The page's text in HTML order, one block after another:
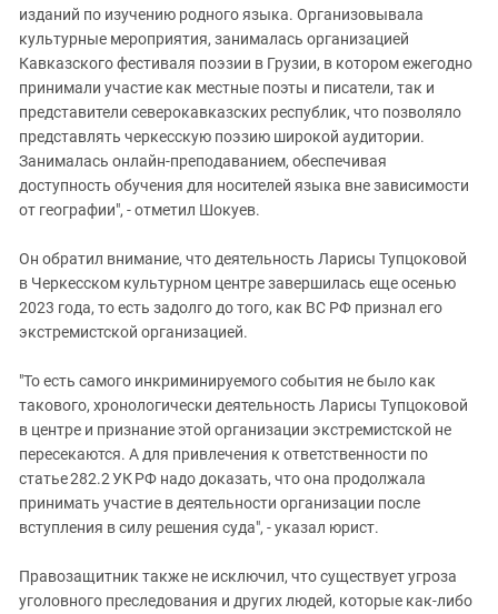
изданий по изучению родного языка. Организовывала
культурные мероприятия, занималась организацией
Кавказского фестиваля поэзии в Грузии, в котором ежегодно
принимали участие как местные поэты и писатели, так и
представители северокавказских республик, что позволяло
представлять черкесскую поэзию широкой аудитории.
Занималась онлайн-преподаванием, обеспечивая
доступность обучения для носителей языка вне зависимости
от географии", - отметил Шокуев.
Он обратил внимание, что деятельность Ларисы Тупцоковой
в Черкесском культурном центре завершилась еще осенью
2023 года, то есть задолго до того, как ВС РФ признал его
экстремистской организацией.
"То есть самого инкриминируемого события не было как
такового, хронологически деятельность Ларисы Тупцоковой
в центре и признание этой организации экстремистской не
пересекаются. А для привлечения к ответственности по
статье 282.2 УК РФ надо доказать, что она продолжала
принимать участие в деятельности организации после
вступления в силу решения суда", - указал юрист.
Правозащитник также не исключил, что существует угроза
уголовного преследования и других людей, которые как-либо